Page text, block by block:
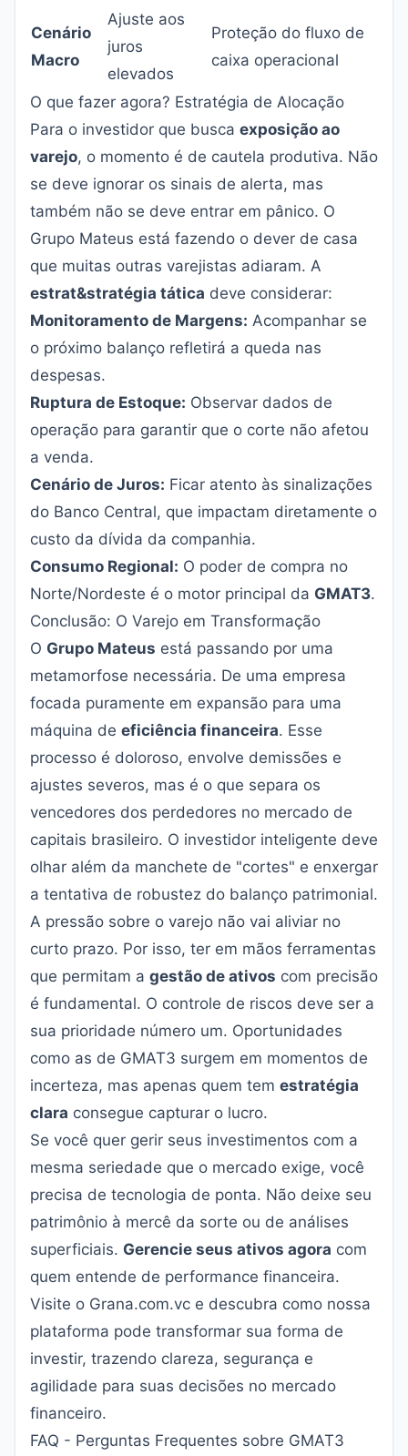
Cenário
Macro
Ajuste aos
juros
elevados
Proteção do fluxo de
caixa operacional
O que fazer agora? Estratégia de Alocação
Para o investidor que busca exposição ao
varejo, o momento é de cautela produtiva. Não
se deve ignorar os sinais de alerta, mas
também não se deve entrar em pânico. O
Grupo Mateus está fazendo o dever de casa
que muitas outras varejistas adiaram. A
estrat&stratégia tática deve considerar:
Monitoramento de Margens: Acompanhar se
o próximo balanço refletirá a queda nas
despesas.
Ruptura de Estoque: Observar dados de
operação para garantir que o corte não afetou
a venda.
Cenário de Juros: Ficar atento às sinalizações
do Banco Central, que impactam diretamente o
custo da dívida da companhia.
Consumo Regional: O poder de compra no
Norte/Nordeste é o motor principal da GMAT3.
Conclusão: O Varejo em Transformação
O Grupo Mateus está passando por uma
metamorfose necessária. De uma empresa
focada puramente em expansão para uma
máquina de eficiência financeira. Esse
processo é doloroso, envolve demissões e
ajustes severos, mas é o que separa os
vencedores dos perdedores no mercado de
capitais brasileiro. O investidor inteligente deve
olhar além da manchete de "cortes" e enxergar
a tentativa de robustez do balanço patrimonial.
A pressão sobre o varejo não vai aliviar no
curto prazo. Por isso, ter em mãos ferramentas
que permitam a gestão de ativos com precisão
é fundamental. O controle de riscos deve ser a
sua prioridade número um. Oportunidades
como as de GMAT3 surgem em momentos de
incerteza, mas apenas quem tem estratégia
clara consegue capturar o lucro.
Se você quer gerir seus investimentos com a
mesma seriedade que o mercado exige, você
precisa de tecnologia de ponta. Não deixe seu
patrimônio à mercê da sorte ou de análises
superficiais. Gerencie seus ativos agora com
quem entende de performance financeira.
Visite o Grana.com.vc e descubra como nossa
plataforma pode transformar sua forma de
investir, trazendo clareza, segurança e
agilidade para suas decisões no mercado
financeiro.
FAQ - Perguntas Frequentes sobre GMAT3